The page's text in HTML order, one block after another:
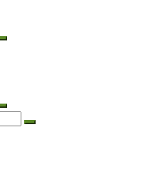
Suche
Suche
Suche